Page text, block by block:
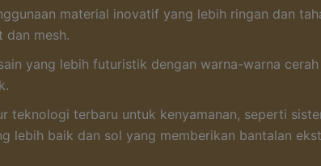
material inovatif yang lebih ringan dan
dan mesh.
yang lebih futuristik dengan warna-warna
teknologi terbaru untuk kenyamanan, seperti
lebih baik dan sol yang memberikan bantalan